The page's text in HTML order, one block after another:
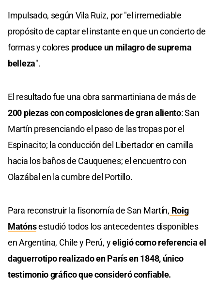
Impulsado, según Vila Ruiz, por "el irremediable
propósito de captar el instante en que un concierto de
formas y colores produce un milagro de suprema
belleza".
El resultado fue una obra sanmartiniana de más de
200 piezas con composiciones de gran aliento: San
Martín presenciando el paso de las tropas por el
Espinacito; la conducción del Libertador en camilla
hacia los baños de Cauquenes; el encuentro con
Olazábal en la cumbre del Portillo.
Para reconstruir la fisonomía de San Martín, Roig
Matónsestudió todos los antecedentes disponibles
en Argentina, Chile y Perú, yeligió como referencia el
daguerrotipo realizado en París en 1848, único
testimonio gráfico que consideró confiable.